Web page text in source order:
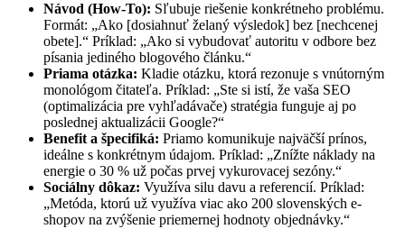
Návod (How-To): Sľubuje riešenie konkrétneho problému.
Formát: „Ako [dosiahnuť želaný výsledok] bez [nechcenej
obete].“ Príklad: „Ako si vybudovať autoritu v odbore bez
písania jediného blogového článku.“
Priama otázka: Kladie otázku, ktorá rezonuje s vnútorným
monológom čitateľa. Príklad: „Ste si istí, že vaša SEO
(optimalizácia pre vyhľadávače) stratégia funguje aj po
poslednej aktualizácii Google?“
Benefit a špecifiká: Priamo komunikuje najväčší prínos,
ideálne s konkrétnym údajom. Príklad: „Znížte náklady na
energie o 30 % už počas prvej vykurovacej sezóny.“
Sociálny dôkaz: Využíva silu davu a referencií. Príklad:
„Metóda, ktorú už využíva viac ako 200 slovenských e-
shopov na zvýšenie priemernej hodnoty objednávky.“